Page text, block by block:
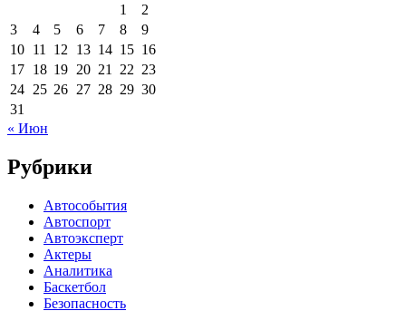
1
2
3
4 5 6 7 8
9
10 11 12 13 14 15 16
17 18 19 20 21 22 23
24 25 26 27 28 29 30
31
« Июн
Рубрики
Автособытия
Автоспорт
Автоэксперт
Актеры
Аналитика
Баскетбол
Безопасность